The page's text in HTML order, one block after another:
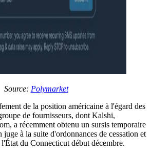
Source: Polymarket
de la position américaine à l'égard des
de fournisseurs, dont Kalshi,
a récemment obtenu un sursis temporaire
à la suite d'ordonnances de cessation et
du Connecticut début décembre.